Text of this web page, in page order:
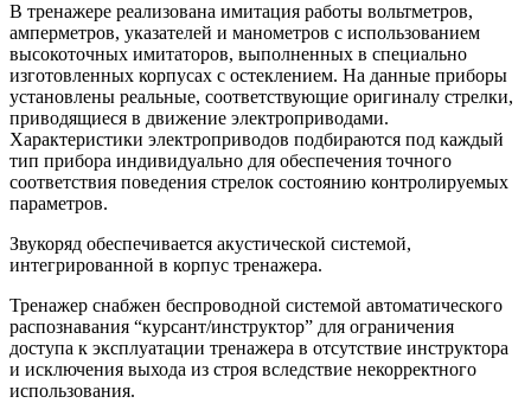
В тренажере реализована имитация работы вольтметров,
амперметров, указателей и манометров с использованием
высокоточных имитаторов, выполненных в специально
изготовленных корпусах с остеклением. На данные приборы
установлены реальные, соответствующие оригиналу стрелки,
приводящиеся в движение электроприводами.
Характеристики электроприводов подбираются под каждый
тип прибора индивидуально для обеспечения точного
соответствия поведения стрелок состоянию контролируемых
параметров.
Звукоряд обеспечивается акустической системой,
интегрированной в корпус тренажера.
Тренажер снабжен беспроводной системой автоматического
распознавания “курсант/инструктор” для ограничения
доступа к эксплуатации тренажера в отсутствие инструктора
и исключения выхода из строя вследствие некорректного
использования.